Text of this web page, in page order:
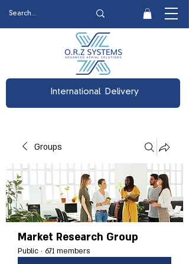
International Delivery
Groups
Market Research Group
Public · 671 members